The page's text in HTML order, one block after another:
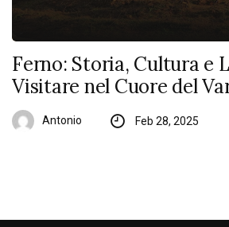
Ferno: Storia, Cultura e
Visitare nel Cuore del
Antonio Feb 28, 2025